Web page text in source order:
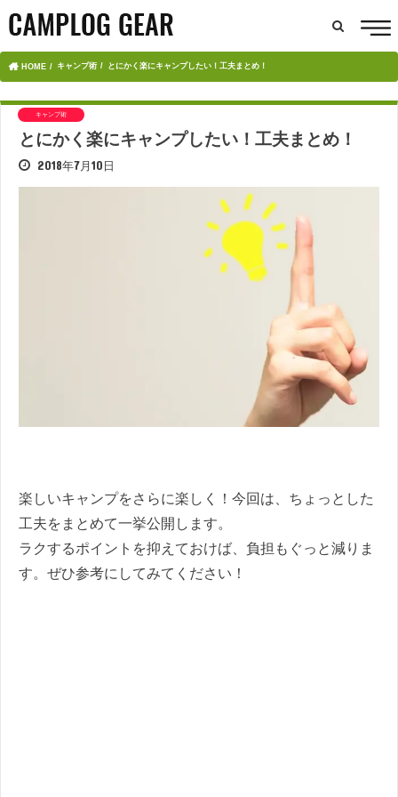
HOME キャンプ術 とにかく楽にキャンプしたい！工夫まとめ！
キャンプ術
とにかく楽にキャンプしたい！工夫まとめ！
2018年7月10日
楽しいキャンプをさらに楽しく！今回は、ちょっとした
工夫をまとめて一挙公開します。
ラクするポイントを抑えておけば、負担もぐっと減りま
す。ぜひ参考にしてみてください！